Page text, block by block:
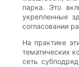
парка. Это
укрепленные
согласовании
На практике
тематических
сеть